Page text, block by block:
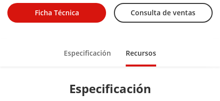
Up to 16-ch IP camera inputs
Up to 16-ch 1080p decoding capability
Ficha Técnica Consulta de ventas
Especificación Recursos
Especificación